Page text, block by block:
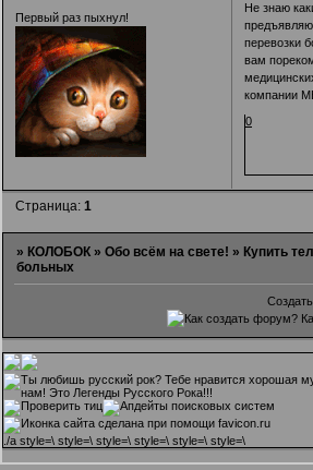
Первый раз пыхнул!
Не знаю
перевозки
вам
компании
0
Страница:1
»КОЛОБОК »Обо всём на свете! »Купить
больных
/a style=\ style=\ style=\ style=\ style=\ style=\